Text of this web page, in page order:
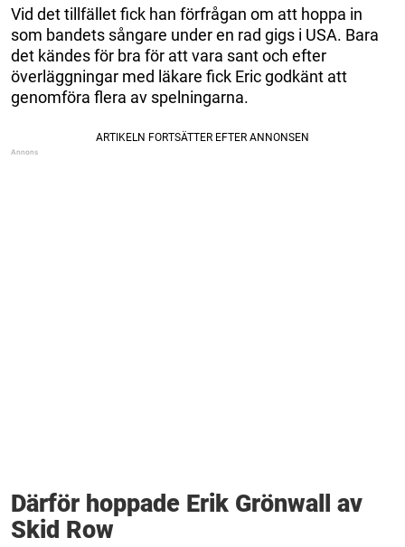
Vid det tillfället fick han förfrågan om att hoppa in
som bandets sångare under en rad gigs i USA. Bara
det kändes för bra för att vara sant och efter
överläggningar med läkare fick Eric godkänt att
genomföra flera av spelningarna.
Därför hoppade Erik Grönwall av
Skid Row